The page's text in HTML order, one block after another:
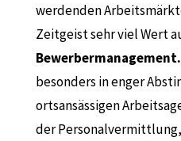
werdenden
Zeitgeist sehr viel Wert
Bewerbermanagement.
besonders in enger
ortsansässigen
der